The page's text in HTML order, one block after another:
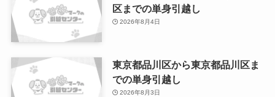
区までの単身引越し
2026年8月4日
東京都品川区から東京都品川区ま
での単身引越し
2026年8月3日